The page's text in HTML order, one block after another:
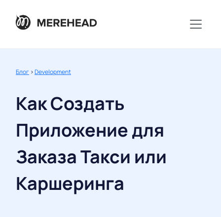
Блог >Development
Как Создать
Приложение для
Заказа Такси или
Каршеринга